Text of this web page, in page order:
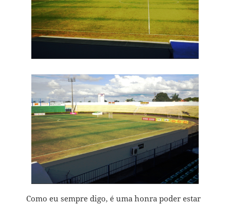
Como eu sempre digo, é uma honra poder estar